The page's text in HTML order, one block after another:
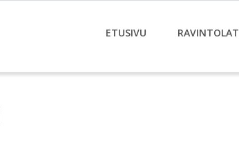
ETUSIVU RAVINTOLAT